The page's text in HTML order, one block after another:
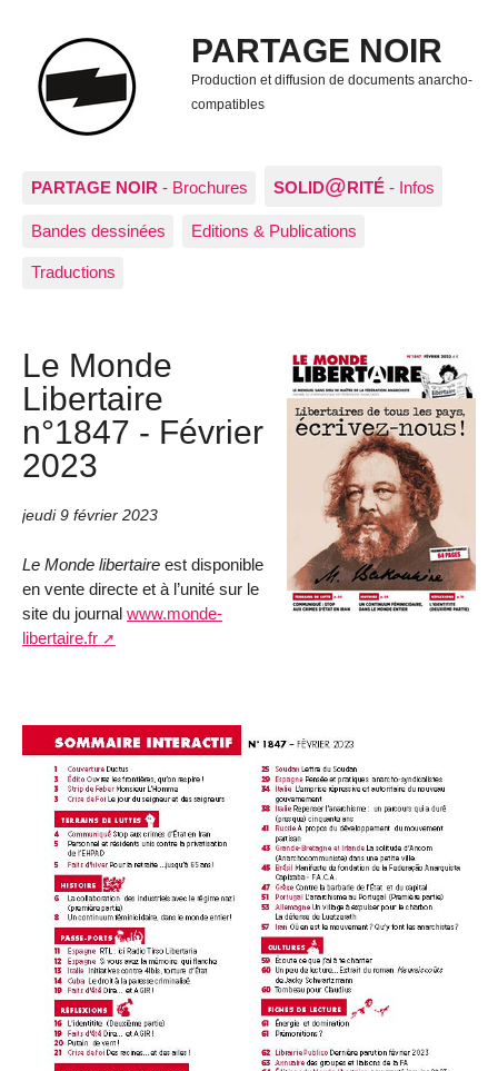
PARTAGE NOIR
Production et diffusion de documents anarcho-
compatibles
PARTAGE NOIR - Brochures SOLID@RITÉ - Infos
Bandes dessinées Editions & Publications
Traductions
Le Monde
Libertaire
n°1847 - Février
2023
jeudi 9 février 2023
Le Monde libertaire est disponible
en vente directe et à l’unité sur le
site du journal www.monde-
libertaire.fr